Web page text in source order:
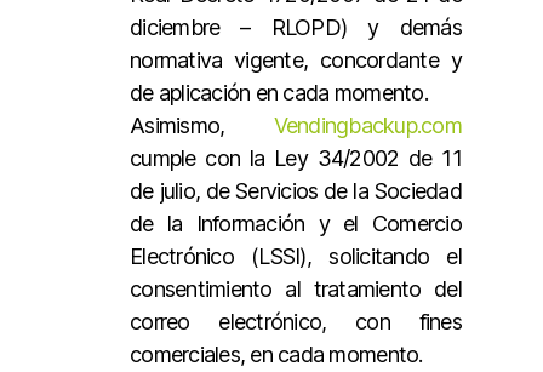
diciembre – RLOPD) y demás
normativa vigente, concordante y
de aplicación en cada momento.
Asimismo, Vendingbackup.com
cumple con la Ley 34/2002 de 11
de julio, de Servicios de la Sociedad
de la Información y el Comercio
Electrónico (LSSI), solicitando el
consentimiento al tratamiento del
correo electrónico, con fines
comerciales, en cada momento.